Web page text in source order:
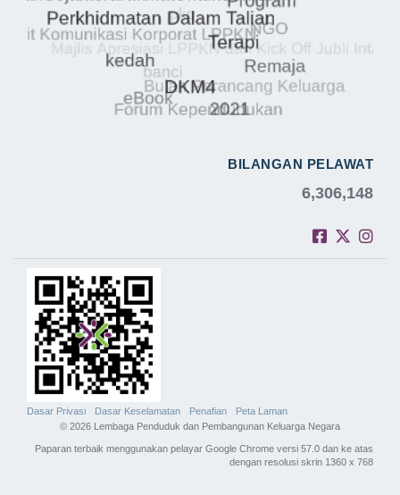
BILANGAN PELAWAT
6,306,148
Dasar Privasi Dasar Keselamatan Penafian
Peta Laman
© 2026 Lembaga Penduduk dan Pembangunan Keluarga Negara
Paparan terbaik menggunakan pelayar Google Chrome versi 57.0 dan ke atas
dengan resolusi skrin 1360 x 768